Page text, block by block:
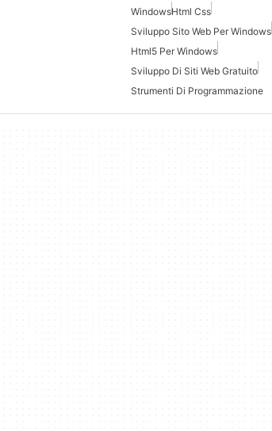
WindowsHtml Css
Sviluppo Sito Web Per Windows
Html5 Per Windows
Sviluppo Di Siti Web Gratuito
Strumenti Di Programmazione